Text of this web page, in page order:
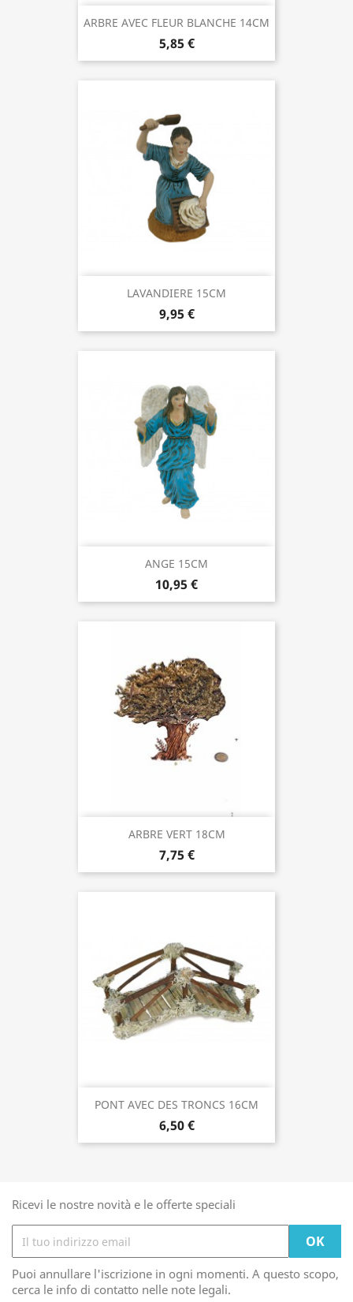
ARBRE AVEC FLEUR BLANCHE 14CM
5,85 €
LAVANDIERE 15CM
9,95 €
ANGE 15CM
10,95 €
ARBRE VERT 18CM
7,75 €
PONT AVEC DES TRONCS 16CM
6,50 €
Ricevi le nostre novità e le offerte speciali
Puoi annullare l'iscrizione in ogni momenti. A questo scopo,
cerca le info di contatto nelle note legali.